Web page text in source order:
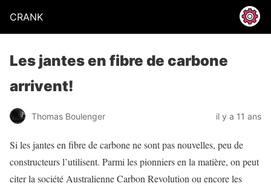
CRANK
Les jantes en fibre de carbone
arrivent!
Thomas Boulenger il y a 11 ans
Si les jantes en fibre de carbone ne sont pas nouvelles, peu de
constructeurs l’utilisent. Parmi les pionniers en la matière, on peut
citer la société Australienne Carbon Revolution ou encore les